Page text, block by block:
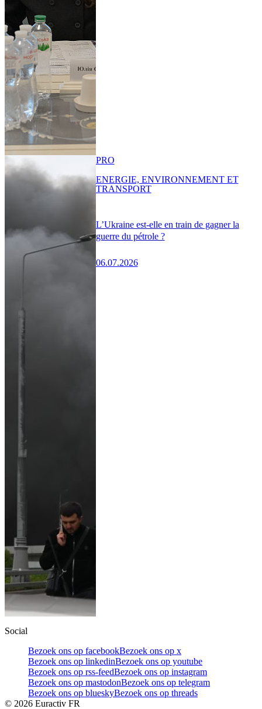
L’Ukraine est-elle en train de gagner la
guerre du pétrole ?
06.07.2026
PRO
ENERGIE, ENVIRONNEMENT ET
TRANSPORT
Social
Bezoek ons op facebookBezoek ons op x
Bezoek ons op linkedinBezoek ons op youtube
Bezoek ons op rss-feedBezoek ons op instagram
Bezoek ons op mastodonBezoek ons op telegram
Bezoek ons op blueskyBezoek ons op threads
© 2026 Euractiv FR